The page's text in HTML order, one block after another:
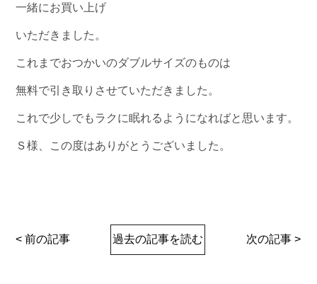
一緒にお買い上げ
いただきました。
これまでおつかいのダブルサイズのものは
無料で引き取りさせていただきました。
これで少しでもラクに眠れるようになればと思います。
Ｓ様、この度はありがとうございました。
< 前の記事 過去の記事を読む 次の記事 >